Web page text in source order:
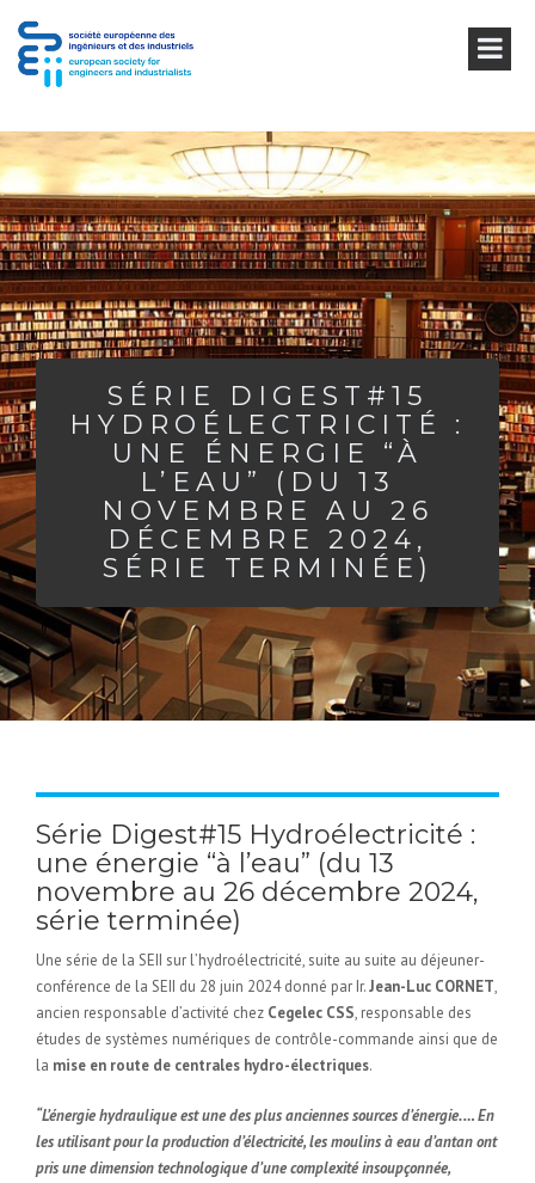
SÉRIE DIGEST#15
HYDROÉLECTRICITÉ :
UNE ÉNERGIE “À
L’EAU” (DU 13
NOVEMBRE AU 26
DÉCEMBRE 2024,
SÉRIE TERMINÉE)
Série Digest#15 Hydroélectricité :
une énergie “à l’eau” (du 13
novembre au 26 décembre 2024,
série terminée)
Une série de la SEII sur l’hydroélectricité, suite au suite au déjeuner-
conférence de la SEII du 28 juin 2024 donné par Ir.Jean-Luc CORNET,
ancien responsable d’activité chez Cegelec CSS, responsable des
études de systèmes numériques de contrôle-commande ainsi que de
la mise en route de centrales hydro-électriques.
“L’énergie hydraulique est une des plus anciennes sources d’énergie. … En
les utilisant pour la production d’électricité, les moulins à eau d’antan ont
pris une dimension technologique d’une complexité insoupçonnée,